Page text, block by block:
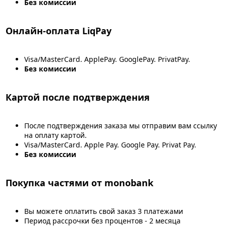
Без комиссии
Онлайн-оплата LiqPay
Visa/MasterCard. ApplePay. GooglePay. PrivatPay.
Без комиссии
Картой после подтверждения
После подтверждения заказа мы отправим вам ссылку
на оплату картой.
Visa/MasterCard. Apple Pay. Google Pay. Privat Pay.
Без комиссии
Покупка частями от monobank
Вы можете оплатить свой заказ 3 платежами
Период рассрочки без процентов - 2 месяца